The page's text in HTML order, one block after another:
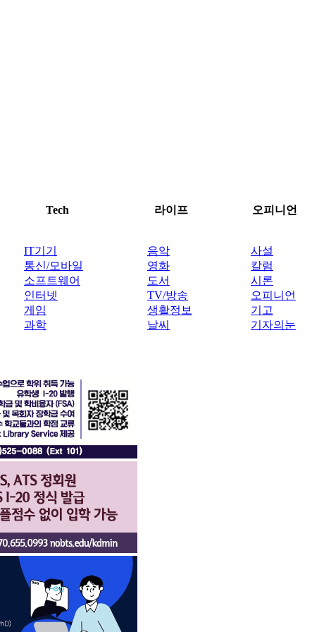
Tech 라이프 오피니언
IT기기
통신/모바일
소프트웨어
인터넷
게임
과학
음악
영화
도서
TV/방송
생활정보
날씨
사설
칼럼
시론
오피니언
기고
기자의눈